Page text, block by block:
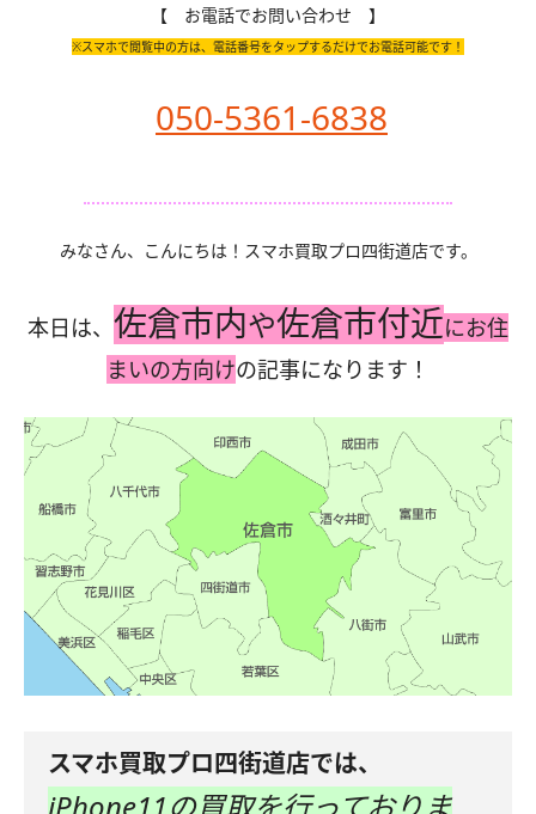
【 お電話でお問い合わせ 】
※スマホで閲覧中の方は、電話番号をタップするだけでお電話可能です！
050-5361-6838
みなさん、こんにちは！スマホ買取プロ四街道店です。
本日は、 佐倉市内や佐倉市付近にお住
まいの方向けの記事になります！
スマホ買取プロ四街道店では、